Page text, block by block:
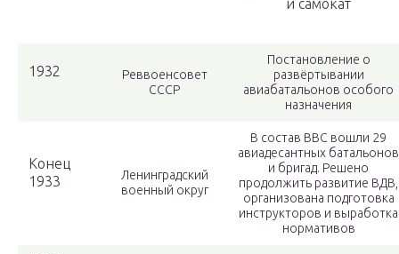
и самокат
1932
Реввоенсовет
СССР
Постановление о
развёртывании
авиабатальонов особого
назначения
Конец
1933
Ленинградский
военный округ
В состав ВВС вошли 29
авиадесантных батальонов
и бригад. Решено
продолжить развитие ВДВ,
организована подготовка
инструкторов и выработка
нормативов